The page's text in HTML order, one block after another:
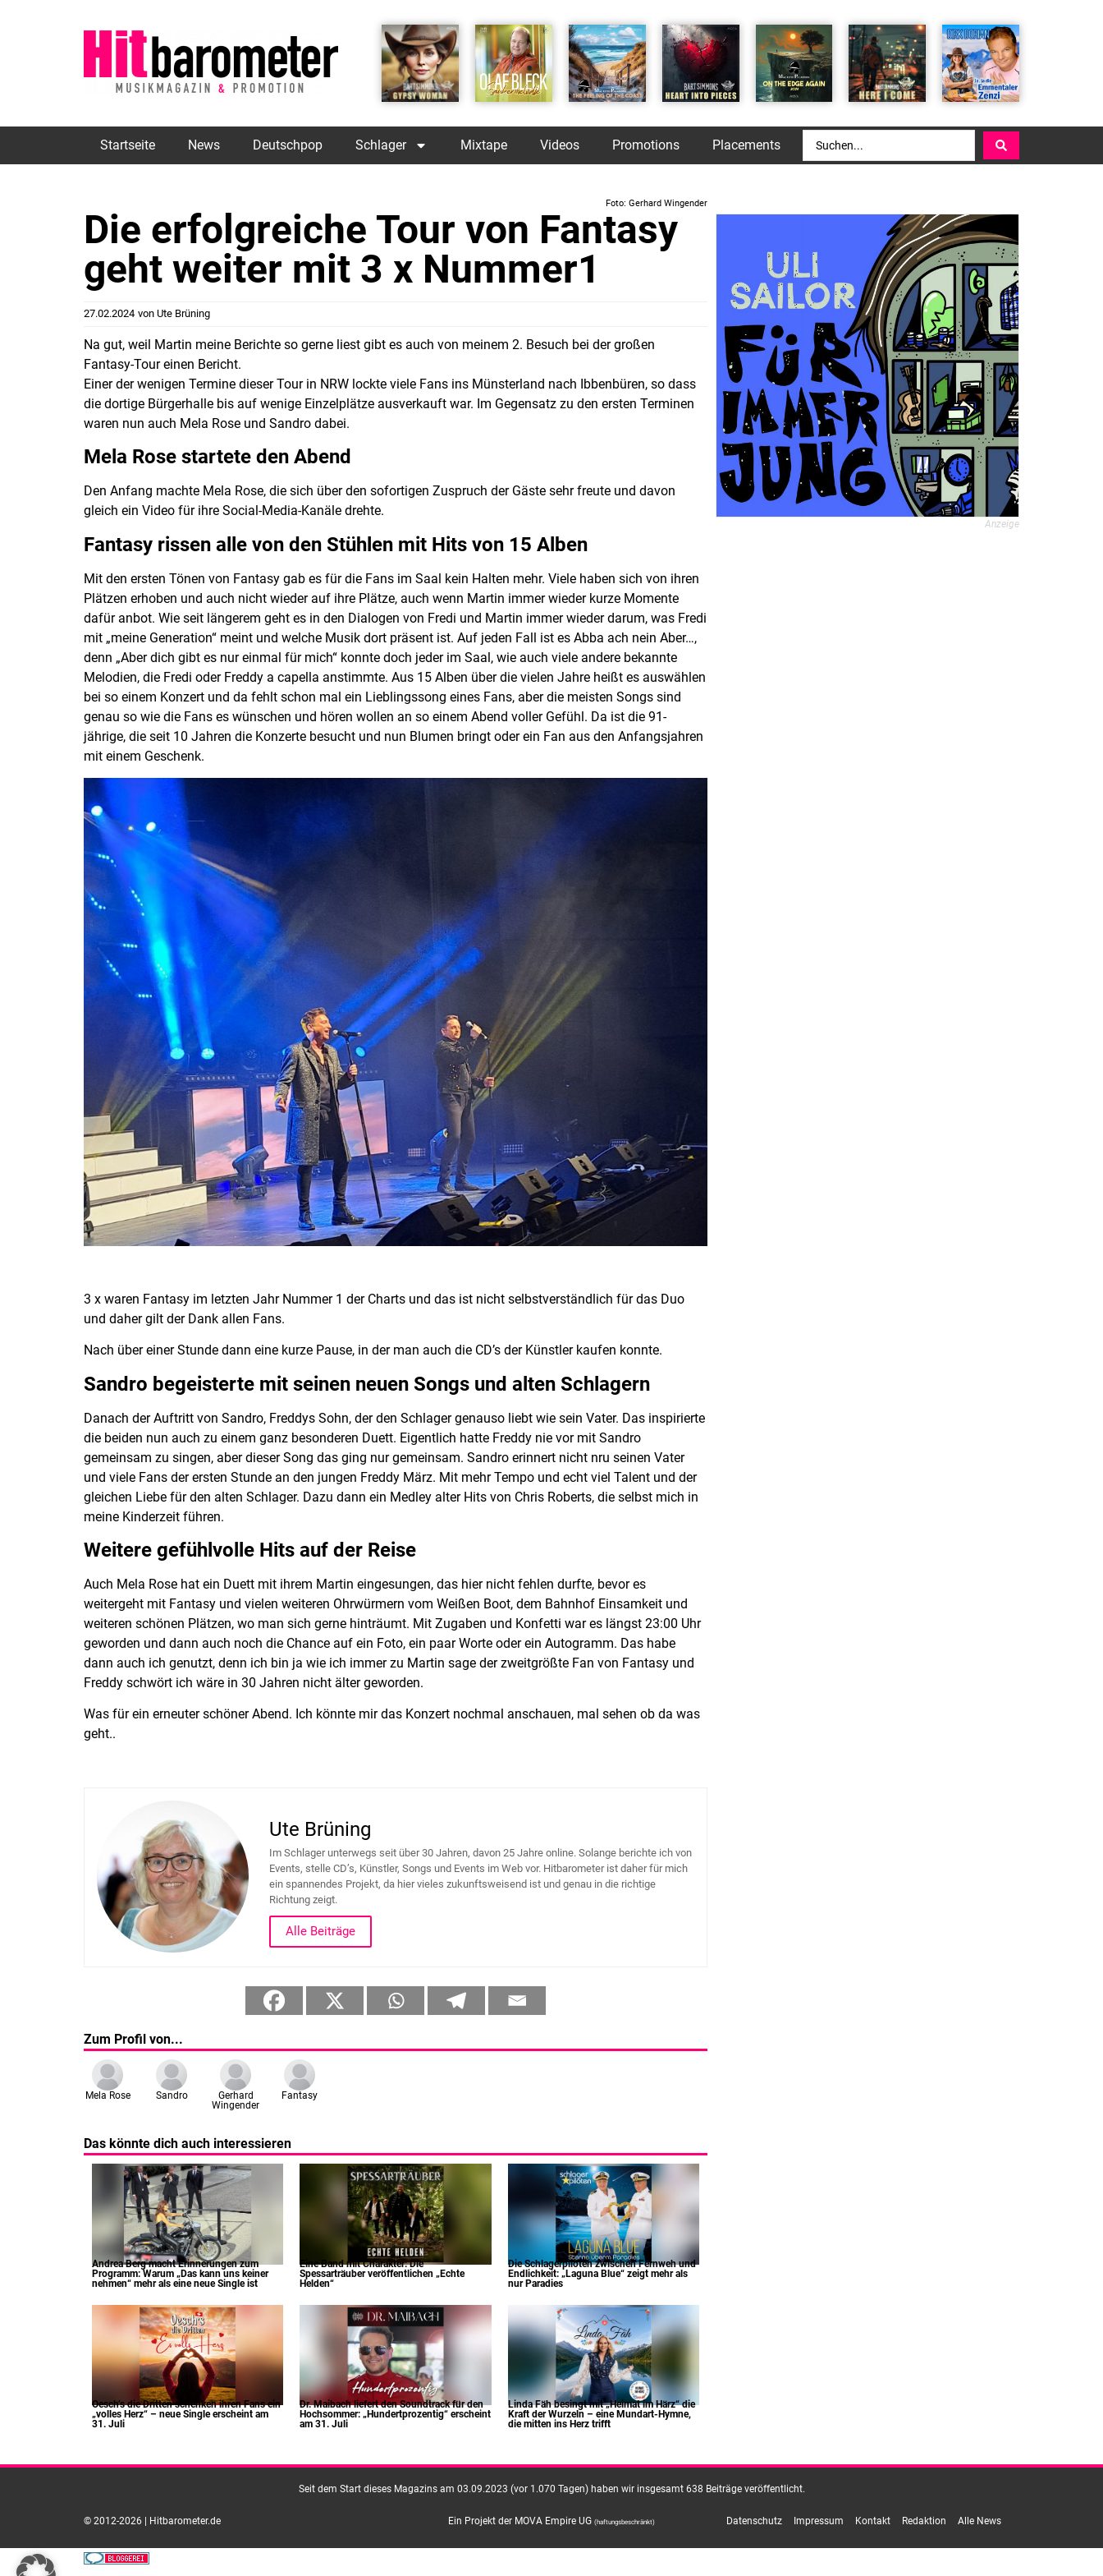
Startseite News Deutschpop Schlager Mixtape Videos Promotions Placements
Foto: Gerhard Wingender
Die erfolgreiche Tour von Fantasy
geht weiter mit 3 x Nummer1
27.02.2024 von Ute Brüning
Na gut, weil Martin meine Berichte so gerne liest gibt es auch von meinem 2. Besuch bei der großen
Fantasy-Tour einen Bericht.
Einer der wenigen Termine dieser Tour in NRW lockte viele Fans ins Münsterland nach Ibbenbüren, so dass
die dortige Bürgerhalle bis auf wenige Einzelplätze ausverkauft war. Im Gegensatz zu den ersten Terminen
waren nun auch Mela Rose und Sandro dabei.
Mela Rose startete den Abend
Den Anfang machte Mela Rose, die sich über den sofortigen Zuspruch der Gäste sehr freute und davon
gleich ein Video für ihre Social-Media-Kanäle drehte.
Fantasy rissen alle von den Stühlen mit Hits von 15 Alben
Mit den ersten Tönen von Fantasy gab es für die Fans im Saal kein Halten mehr. Viele haben sich von ihren
Plätzen erhoben und auch nicht wieder auf ihre Plätze, auch wenn Martin immer wieder kurze Momente
dafür anbot. Wie seit längerem geht es in den Dialogen von Fredi und Martin immer wieder darum, was Fredi
mit „meine Generation“ meint und welche Musik dort präsent ist. Auf jeden Fall ist es Abba ach nein Aber…,
denn „Aber dich gibt es nur einmal für mich“ konnte doch jeder im Saal, wie auch viele andere bekannte
Melodien, die Fredi oder Freddy a capella anstimmte. Aus 15 Alben über die vielen Jahre heißt es auswählen
bei so einem Konzert und da fehlt schon mal ein Lieblingssong eines Fans, aber die meisten Songs sind
genau so wie die Fans es wünschen und hören wollen an so einem Abend voller Gefühl. Da ist die 91-
jährige, die seit 10 Jahren die Konzerte besucht und nun Blumen bringt oder ein Fan aus den Anfangsjahren
mit einem Geschenk.
3 x waren Fantasy im letzten Jahr Nummer 1 der Charts und das ist nicht selbstverständlich für das Duo
und daher gilt der Dank allen Fans.
Nach über einer Stunde dann eine kurze Pause, in der man auch die CD’s der Künstler kaufen konnte.
Sandro begeisterte mit seinen neuen Songs und alten Schlagern
Danach der Auftritt von Sandro, Freddys Sohn, der den Schlager genauso liebt wie sein Vater. Das inspirierte
die beiden nun auch zu einem ganz besonderen Duett. Eigentlich hatte Freddy nie vor mit Sandro
gemeinsam zu singen, aber dieser Song das ging nur gemeinsam. Sandro erinnert nicht nru seinen Vater
und viele Fans der ersten Stunde an den jungen Freddy März. Mit mehr Tempo und echt viel Talent und der
gleichen Liebe für den alten Schlager. Dazu dann ein Medley alter Hits von Chris Roberts, die selbst mich in
meine Kinderzeit führen.
Weitere gefühlvolle Hits auf der Reise
Auch Mela Rose hat ein Duett mit ihrem Martin eingesungen, das hier nicht fehlen durfte, bevor es
weitergeht mit Fantasy und vielen weiteren Ohrwürmern vom Weißen Boot, dem Bahnhof Einsamkeit und
weiteren schönen Plätzen, wo man sich gerne hinträumt. Mit Zugaben und Konfetti war es längst 23:00 Uhr
geworden und dann auch noch die Chance auf ein Foto, ein paar Worte oder ein Autogramm. Das habe
dann auch ich genutzt, denn ich bin ja wie ich immer zu Martin sage der zweitgrößte Fan von Fantasy und
Freddy schwört ich wäre in 30 Jahren nicht älter geworden.
Was für ein erneuter schöner Abend. Ich könnte mir das Konzert nochmal anschauen, mal sehen ob da was
geht..
Ute Brüning
Im Schlager unterwegs seit über 30 Jahren, davon 25 Jahre online. Solange berichte ich von
Events, stelle CD’s, Künstler, Songs und Events im Web vor. Hitbarometer ist daher für mich
ein spannendes Projekt, da hier vieles zukunftsweisend ist und genau in die richtige
Richtung zeigt.
Alle Beiträge
Zum Profil von...
Mela Rose Sandro
Gerhard
Wingender
Fantasy
Das könnte dich auch interessieren
Andrea Berg macht Erinnerungen zum
Programm: Warum „Das kann uns keiner
nehmen“ mehr als eine neue Single ist
Eine Band mit Charakter: Die
Spessarträuber veröffentlichen „Echte
Helden“
Die Schlagerpiloten zwischen Fernweh und
Endlichkeit: „Laguna Blue“ zeigt mehr als
nur Paradies
Oesch’s die Dritten schenken ihren Fans ein
„volles Herz“ – neue Single erscheint am
31. Juli
Dr. Maibach liefert den Soundtrack für den
Hochsommer: „Hundertprozentig“ erscheint
am 31. Juli
Linda Fäh besingt mit „Heimat im Härz“ die
Kraft der Wurzeln – eine Mundart-Hymne,
die mitten ins Herz trifft
Anzeige
Seit dem Start dieses Magazins am 03.09.2023 (vor 1.070 Tagen) haben wir insgesamt 638 Beiträge veröffentlicht.
© 2012-2026 | Hitbarometer.de Ein Projekt der MOVA Empire UG (haftungsbeschränkt) Datenschutz Impressum Kontakt Redaktion Alle News